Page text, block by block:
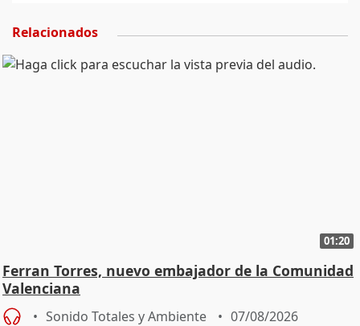
Relacionados
01:20
Ferran Torres, nuevo embajador de la Comunidad
Valenciana
Sonido Totales y Ambiente 07/08/2026